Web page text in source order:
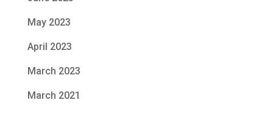
May 2023
April 2023
March 2023
March 2021